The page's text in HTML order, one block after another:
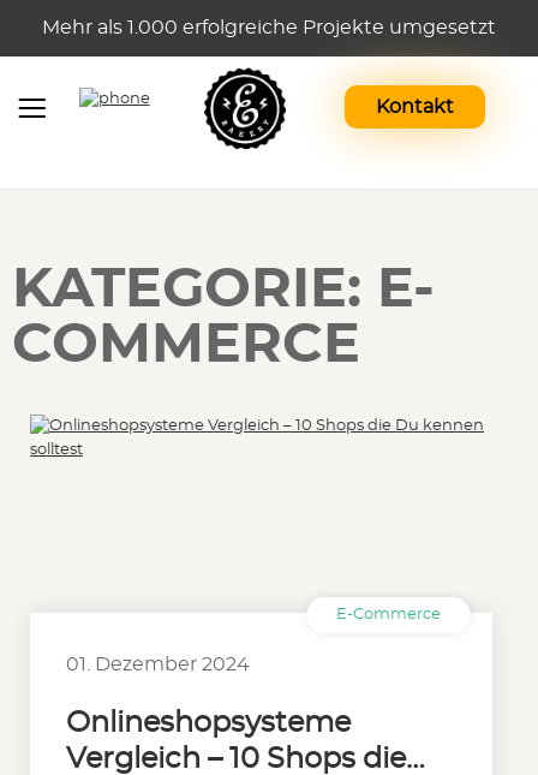
Mehr als 1.000 erfolgreiche Projekte umgesetzt
Kontakt
KATEGORIE: E-
COMMERCE
E-Commerce
01. Dezember 2024
Onlineshopsysteme
Vergleich – 10 Shops die